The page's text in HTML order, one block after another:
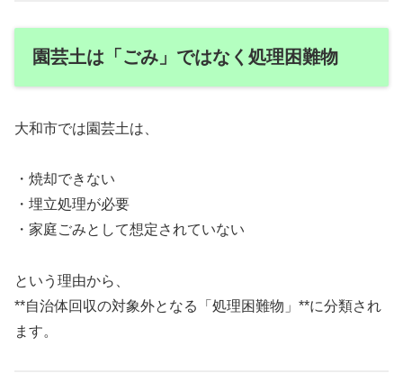
園芸土は「ごみ」ではなく処理困難物
大和市では園芸土は、
・焼却できない
・埋立処理が必要
・家庭ごみとして想定されていない
という理由から、
**自治体回収の対象外となる「処理困難物」**に分類され
ます。